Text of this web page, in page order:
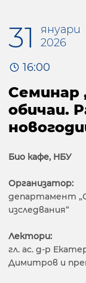
31
януари
2026
16:00
Семинар
обичаи.
Био кафе, НБУ
Организатор:
департамент
изследвания“
Лектори:
гл. ас. д-р
Димитров и